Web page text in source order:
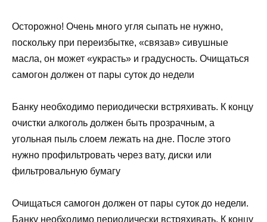
Осторожно! Очень много угля сыпать не нужно,
поскольку при переизбытке, «связав» сивушные
масла, он может «украсть» и градусность. Очищаться
самогон должен от пары суток до недели
Банку необходимо периодически встряхивать. К концу
очистки алкоголь должен быть прозрачным, а
угольная пыль слоем лежать на дне. После этого
нужно профильтровать через вату, диски или
фильтровальную бумагу
Очищаться самогон должен от пары суток до недели.
Банку необходимо периодически встряхивать. К концу